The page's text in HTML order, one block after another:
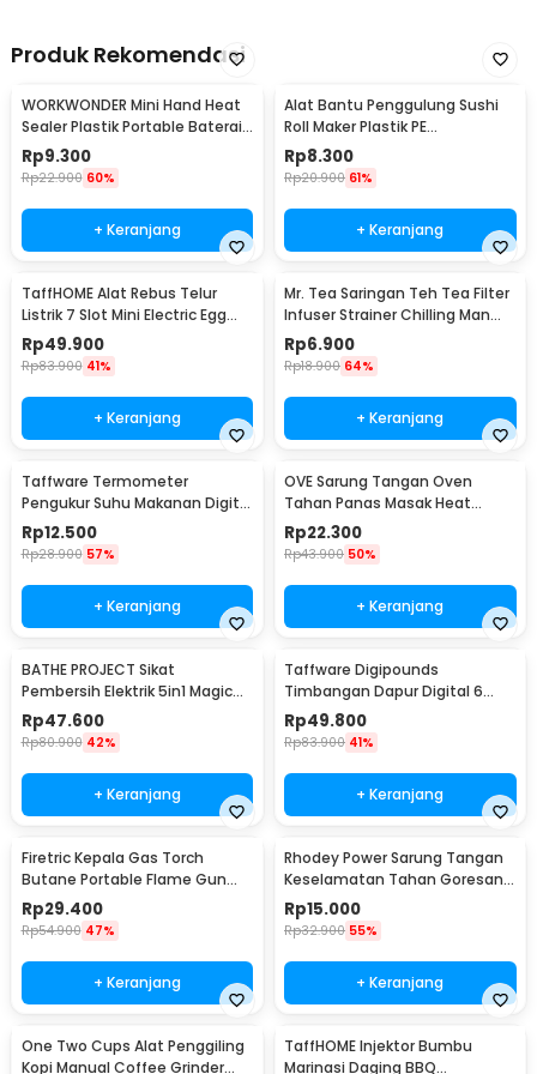
Produk Rekomendasi
WORKWONDER Mini Hand Heat
Sealer Plastik Portable Baterai
AA - LX2000A
Rp9.300
Rp22.900 60%
+ Keranjang
Alat Bantu Penggulung Sushi
Roll Maker Plastik PE
22x20.5x0.1cm - E1119
Rp8.300
Rp20.900 61%
+ Keranjang
TaffHOME Alat Rebus Telur
Listrik 7 Slot Mini Electric Egg
Cooker 350W - YS-203
Rp49.900
Rp83.900 41%
+ Keranjang
Mr. Tea Saringan Teh Tea Filter
Infuser Strainer Chilling Man
Silicon - MR03
Rp6.900
Rp18.900 64%
+ Keranjang
Taffware Termometer
Pengukur Suhu Makanan Digital
Daging Kopi Susu - TP101
Rp12.500
Rp28.900 57%
+ Keranjang
OVE Sarung Tangan Oven
Tahan Panas Masak Heat
Resistant Gloves - 540F
Rp22.300
Rp43.900 50%
+ Keranjang
BATHE PROJECT Sikat
Pembersih Elektrik 5in1 Magic
Brush Rechargeable - WQ8110
Rp47.600
Rp80.900 42%
+ Keranjang
Taffware Digipounds
Timbangan Dapur Digital 6
Satuan 1kg 0.1g - i2000
Rp49.800
Rp83.900 41%
+ Keranjang
Firetric Kepala Gas Torch
Butane Portable Flame Gun
Adjustable - 807
Rp29.400
Rp54.900 47%
+ Keranjang
Rhodey Power Sarung Tangan
Keselamatan Tahan Goresan
Pisau - EN388
Rp15.000
Rp32.900 55%
+ Keranjang
One Two Cups Alat Penggiling
Kopi Manual Coffee Grinder
TaffHOME Injektor Bumbu
Marinasi Daging BBQ